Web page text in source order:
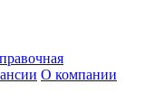
О компании